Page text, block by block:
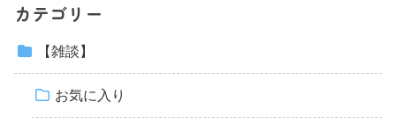
カテゴリー
【雑談】
お気に入り